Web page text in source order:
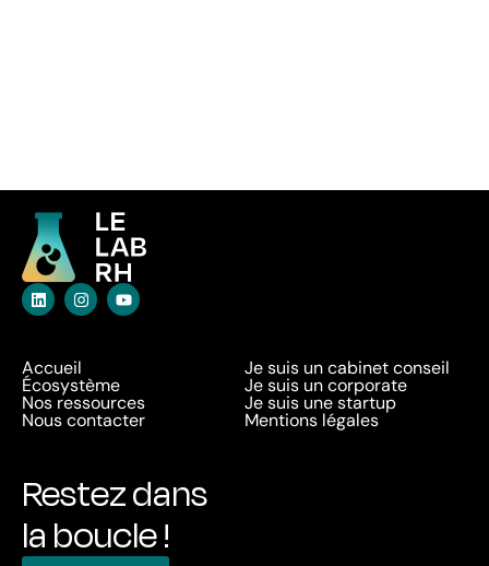
Accueil
Écosystème
Nos ressources
Nous contacter
Je suis un cabinet conseil
Je suis un corporate
Je suis une startup
Mentions légales
Restez dans
la boucle !